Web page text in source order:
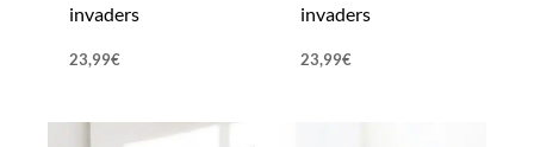
invaders
23,99€
invaders
23,99€